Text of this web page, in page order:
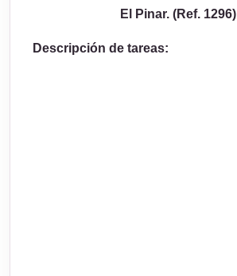
El Pinar. (Ref. 1296)
Descripción de tareas: